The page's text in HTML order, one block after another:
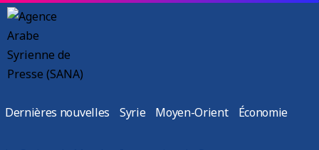
Dernières nouvelles Syrie Moyen-Orient Économie